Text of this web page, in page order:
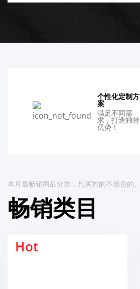
个性化定制方
案
满足不同需
求，打造独特
优势！
本月最畅销商品分类，只买对的不选贵的。
畅销类目
Hot